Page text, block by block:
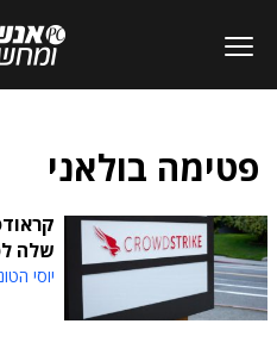
פטימה בולאני
שלה
יוסי